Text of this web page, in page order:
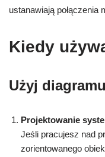
ustanawiają połączenia
Kiedy
Użyj
Projektowanie
Jeśli pracujesz nad
zorientowanego